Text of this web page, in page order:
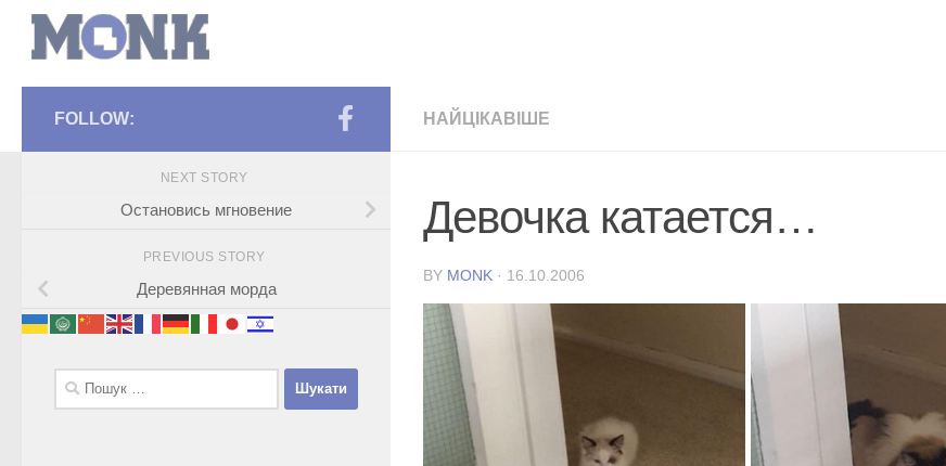
НАЙЦІКАВІШЕ
Девочка катается…
BY MONK · 16.10.2006
FOLLOW:
NEXT STORY
Остановись мгновение
PREVIOUS STORY
Деревянная морда
Пошук: